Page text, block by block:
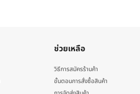
ช่วยเหลือ
วิธีการสมัครร้านค้า
ขั้นตอนการสั่งซื้อสินค้า